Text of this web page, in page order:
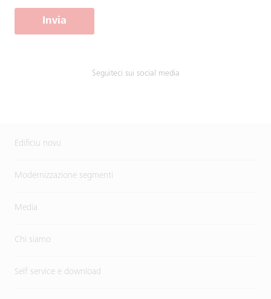
Invia
Seguiteci sui social media
Edificiu novu
Modernizzazione segmenti
Media
Chi siamo
Self service e download